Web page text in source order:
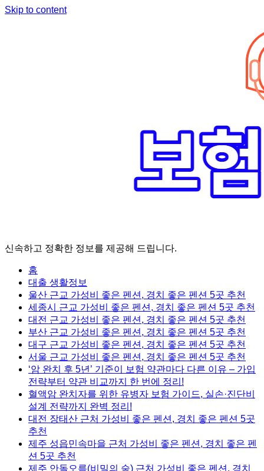
Skip to content
신속하고 정확한 정보를 제공해 드립니다.
홈
대출 생활정보
울산 근교 가성비 좋은 펜션, 경치 좋은 펜션 5곳 추천
세종시 근교 가성비 좋은 펜션, 경치 좋은 펜션 5곳 추천
대전 근교 가성비 좋은 펜션, 경치 좋은 펜션 5곳 추천
부산 근교 가성비 좋은 펜션, 경치 좋은 펜션 5곳 추천
대구 근교 가성비 좋은 펜션, 경치 좋은 펜션 5곳 추천
서울 근교 가성비 좋은 펜션, 경치 좋은 펜션 5곳 추천
‘암 완치 후 5년’ 기준이 보험 약관마다 다른 이유 – 가입
전략부터 약관 비교까지 한 번에 정리!
혈액암 완치자를 위한 유병자 보험 가이드, 실손·진단비
설계 전략까지 완벽 정리!
대전 장태산 근처 가성비 좋은 펜션, 경치 좋은 펜션 5곳
추천
제주 성읍민속마을 근처 가성비 좋은 펜션, 경치 좋은 펜
션 5곳 추천
제주 안돌오름(비밀의 숲) 근처 가성비 좋은 펜션, 경치